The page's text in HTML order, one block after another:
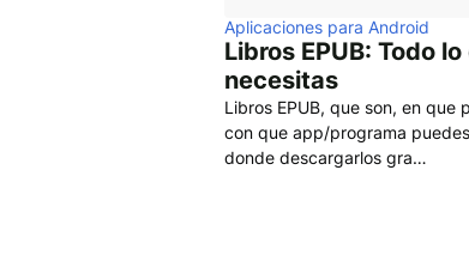
Aplicaciones para Android
Libros EPUB: Todo
necesitas
Libros EPUB, que son, en que
con que app/programa
donde descargarlos gra…